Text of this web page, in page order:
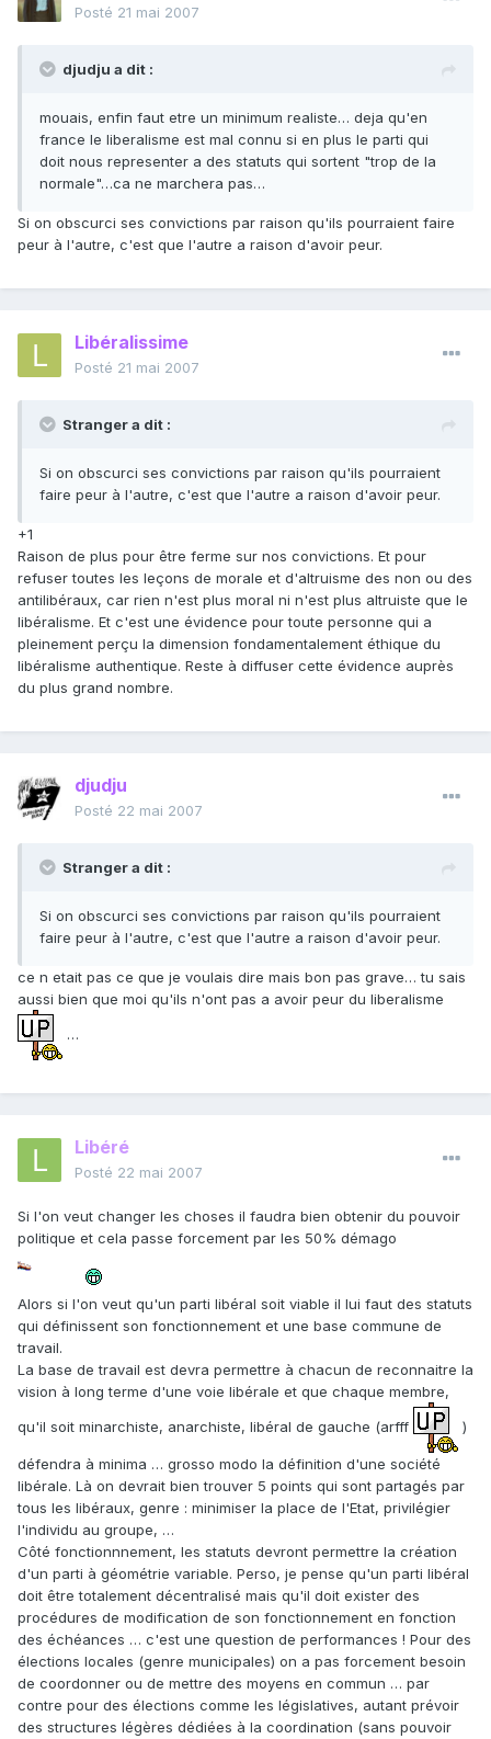
Posté 21 mai 2007
djudju a dit :
mouais, enfin faut etre un minimum realiste… deja qu'en
france le liberalisme est mal connu si en plus le parti qui
doit nous representer a des statuts qui sortent "trop de la
normale"…ca ne marchera pas…
Si on obscurci ses convictions par raison qu'ils pourraient faire
peur à l'autre, c'est que l'autre a raison d'avoir peur.
Libéralissime
Posté 21 mai 2007
Stranger a dit :
Si on obscurci ses convictions par raison qu'ils pourraient
faire peur à l'autre, c'est que l'autre a raison d'avoir peur.
+1
Raison de plus pour être ferme sur nos convictions. Et pour
refuser toutes les leçons de morale et d'altruisme des non ou des
antilibéraux, car rien n'est plus moral ni n'est plus altruiste que le
libéralisme. Et c'est une évidence pour toute personne qui a
pleinement perçu la dimension fondamentalement éthique du
libéralisme authentique. Reste à diffuser cette évidence auprès
du plus grand nombre.
djudju
Posté 22 mai 2007
Stranger a dit :
Si on obscurci ses convictions par raison qu'ils pourraient
faire peur à l'autre, c'est que l'autre a raison d'avoir peur.
ce n etait pas ce que je voulais dire mais bon pas grave… tu sais
aussi bien que moi qu'ils n'ont pas a avoir peur du liberalisme
…
Libéré
Posté 22 mai 2007
Si l'on veut changer les choses il faudra bien obtenir du pouvoir
politique et cela passe forcement par les 50% démago
Alors si l'on veut qu'un parti libéral soit viable il lui faut des statuts
qui définissent son fonctionnement et une base commune de
travail.
La base de travail est devra permettre à chacun de reconnaitre la
vision à long terme d'une voie libérale et que chaque membre,
qu'il soit minarchiste, anarchiste, libéral de gauche (arfff
)
défendra à minima … grosso modo la définition d'une société
libérale. Là on devrait bien trouver 5 points qui sont partagés par
tous les libéraux, genre : minimiser la place de l'Etat, privilégier
l'individu au groupe, …
Côté fonctionnnement, les statuts devront permettre la création
d'un parti à géométrie variable. Perso, je pense qu'un parti libéral
doit être totalement décentralisé mais qu'il doit exister des
procédures de modification de son fonctionnement en fonction
des échéances … c'est une question de performances ! Pour des
élections locales (genre municipales) on a pas forcement besoin
de coordonner ou de mettre des moyens en commun … par
contre pour des élections comme les législatives, autant prévoir
des structures légères dédiées à la coordination (sans pouvoir